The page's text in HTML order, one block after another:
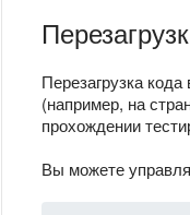
Перезагрузка
(например, на
прохождении
Вы можете